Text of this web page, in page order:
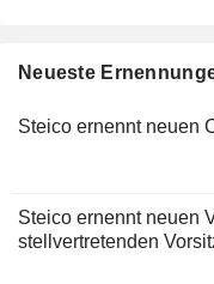
Neueste
Steico ernennt neuen
Steico ernennt neuen
stellvertretenden